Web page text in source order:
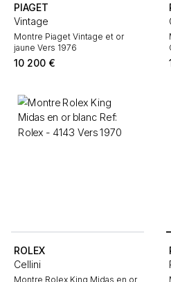
PIAGET
Vintage
Montre Piaget Vintage et or
jaune Vers 1976
10 200 €
ROLEX
Cellini
Montre Rolex King Midas en or